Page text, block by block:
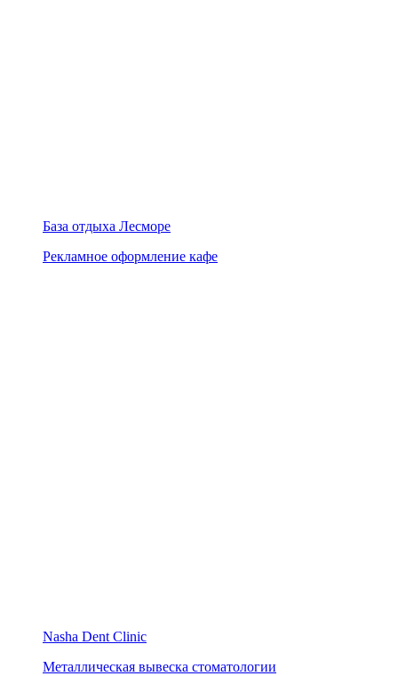
База отдыха Лесморе
Рекламное оформление кафе
Nasha Dent Clinic
Металлическая вывеска стоматологии